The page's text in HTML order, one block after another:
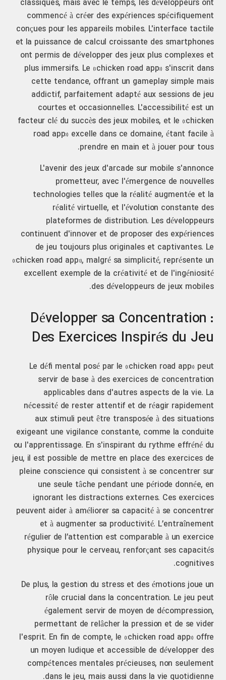
classiques, mais avec le temps, les développeurs ont
commencé à créer des expériences spécifiquement
conçues pour les appareils mobiles. L'interface tactile
et la puissance de calcul croissante des smartphones
ont permis de développer des jeux plus complexes et
plus immersifs. Le «chicken road app» s'inscrit dans
cette tendance, offrant un gameplay simple mais
addictif, parfaitement adapté aux sessions de jeu
courtes et occasionnelles. L'accessibilité est un
facteur clé du succès des jeux mobiles, et le «chicken
road app» excelle dans ce domaine, étant facile à
prendre en main et à jouer pour tous.
L'avenir des jeux d'arcade sur mobile s'annonce
prometteur, avec l'émergence de nouvelles
technologies telles que la réalité augmentée et la
réalité virtuelle, et l'évolution constante des
plateformes de distribution. Les développeurs
continuent d'innover et de proposer des expériences
de jeu toujours plus originales et captivantes. Le
«chicken road app», malgré sa simplicité, représente un
excellent exemple de la créativité et de l'ingéniosité
des développeurs de jeux mobiles.
Développer sa Concentration :
Des Exercices Inspirés du Jeu
Le défi mental posé par le «chicken road app» peut
servir de base à des exercices de concentration
applicables dans d'autres aspects de la vie. La
nécessité de rester attentif et de réagir rapidement
aux stimuli peut être transposée à des situations
exigeant une vigilance constante, comme la conduite
ou l'apprentissage. En s'inspirant du rythme effréné du
jeu, il est possible de mettre en place des exercices de
pleine conscience qui consistent à se concentrer sur
une seule tâche pendant une période donnée, en
ignorant les distractions externes. Ces exercices
peuvent aider à améliorer sa capacité à se concentrer
et à augmenter sa productivité. L’entraînement
régulier de l’attention est comparable à un exercice
physique pour le cerveau, renforçant ses capacités
cognitives.
De plus, la gestion du stress et des émotions joue un
rôle crucial dans la concentration. Le jeu peut
également servir de moyen de décompression,
permettant de relâcher la pression et de se vider
l'esprit. En fin de compte, le «chicken road app» offre
un moyen ludique et accessible de développer des
compétences mentales précieuses, non seulement
dans le jeu, mais aussi dans la vie quotidienne.